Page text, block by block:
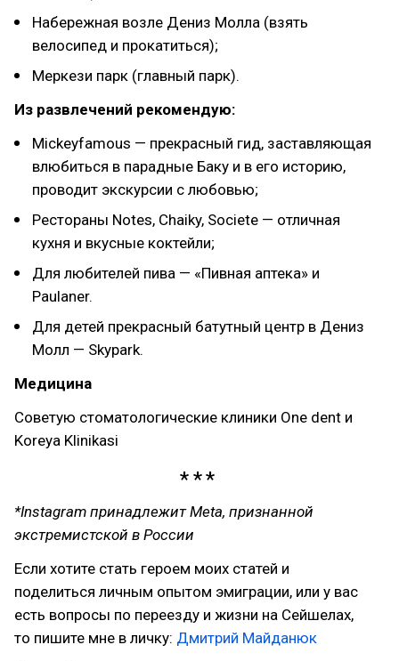
Набережная возле Дениз Молла (взять
велосипед и прокатиться);
Меркези парк (главный парк).
Из развлечений рекомендую:
Mickeyfamous — прекрасный гид, заставляющая
влюбиться в парадные Баку и в его историю,
проводит экскурсии с любовью;
Рестораны Notes, Chaiky, Societe — отличная
кухня и вкусные коктейли;
Для любителей пива — «Пивная аптека» и
Paulaner.
Для детей прекрасный батутный центр в Дениз
Молл — Skypark.
Медицина
Советую стоматологические клиники One dent и
Koreya Klinikasi
*Instagram принадлежит Meta, признанной
экстремистской в России
Если хотите стать героем моих статей и
поделиться личным опытом эмиграции, или у вас
есть вопросы по переезду и жизни на Сейшелах,
то пишите мне в личку: Дмитрий Майданюк